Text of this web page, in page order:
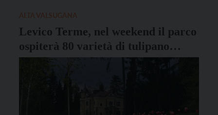
Levico Terme, nel weekend il parco
ospiterà 80 varietà di tulipano
diverse